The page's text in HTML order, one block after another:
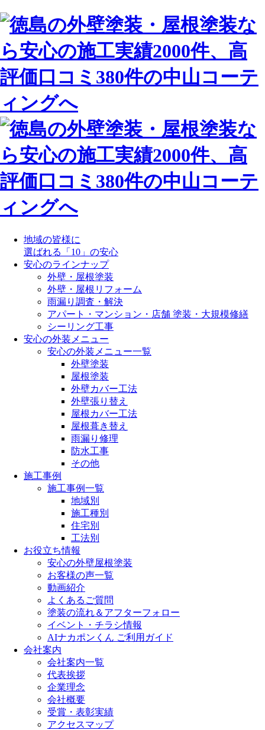
地域の皆様に
選ばれる「10」の安心
安心のラインナップ
外壁・屋根塗装
外壁・屋根リフォーム
雨漏り調査・解決
アパート・マンション・店舗 塗装・大規模修繕
シーリング工事
安心の外装メニュー
安心の外装メニュー一覧
外壁塗装
屋根塗装
外壁カバー工法
外壁張り替え
屋根カバー工法
屋根葺き替え
雨漏り修理
防水工事
その他
施工事例
施工事例一覧
地域別
施工種別
住宅別
工法別
お役立ち情報
安心の外壁屋根塗装
お客様の声一覧
動画紹介
よくあるご質問
塗装の流れ＆アフターフォロー
イベント・チラシ情報
AIナカポンくん ご利用ガイド
会社案内
会社案内一覧
代表挨拶
企業理念
会社概要
受賞・表彰実績
アクセスマップ